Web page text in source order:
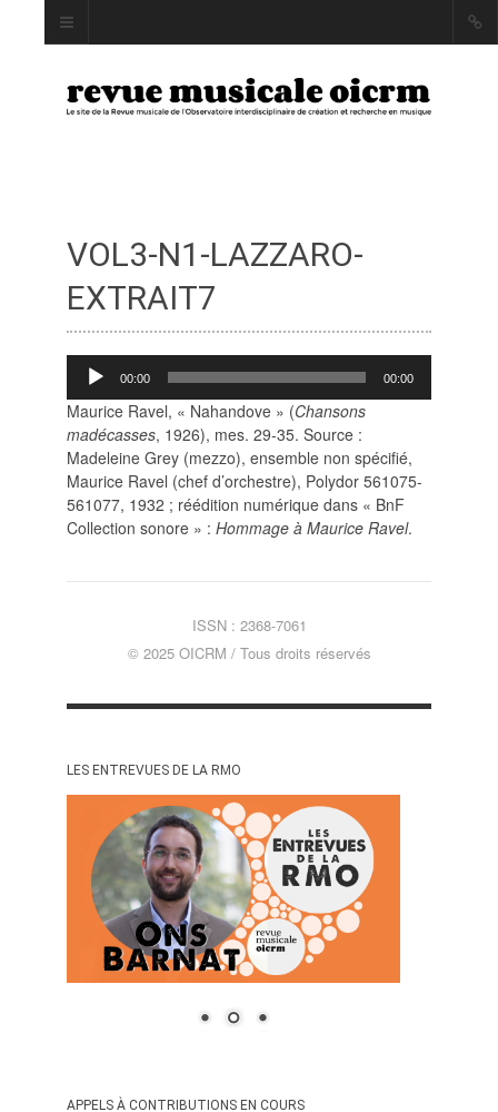
INDEX
AUTEUR·RICE·S
MOTS CLÉS
PRÉSENTATION ET
POLITIQUE ÉDITORIALE
LA RÉDACTION
MENTIONS LÉGALES,
CRÉDITS & CGU
NOUS CONTACTER
google linkedinyoutube
VOL3-N1-LAZZARO-
EXTRAIT7
Lecteur
audio
00:00 00:00
Maurice Ravel, « Nahandove » (Chansons
madécasses, 1926), mes. 29-35. Source :
Madeleine Grey (mezzo), ensemble non spécifié,
Maurice Ravel (chef d’orchestre), Polydor 561075-
561077, 1932 ; réédition numérique dans « BnF
Collection sonore » : Hommage à Maurice Ravel.
ISSN : 2368-7061
© 2025 OICRM / Tous droits réservés
LES ENTREVUES DE LA RMO
APPELS À CONTRIBUTIONS EN COURS